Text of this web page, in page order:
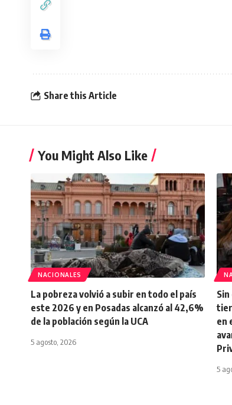
Share this Article
You Might Also Like
NACIONALES
La pobreza volvió a subir en todo el país
este 2026 y en Posadas alcanzó al 42,6%
de la población según la UCA
5 agosto, 2026
en
5